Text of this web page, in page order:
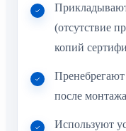
(отсутствие
копий
после
Используют